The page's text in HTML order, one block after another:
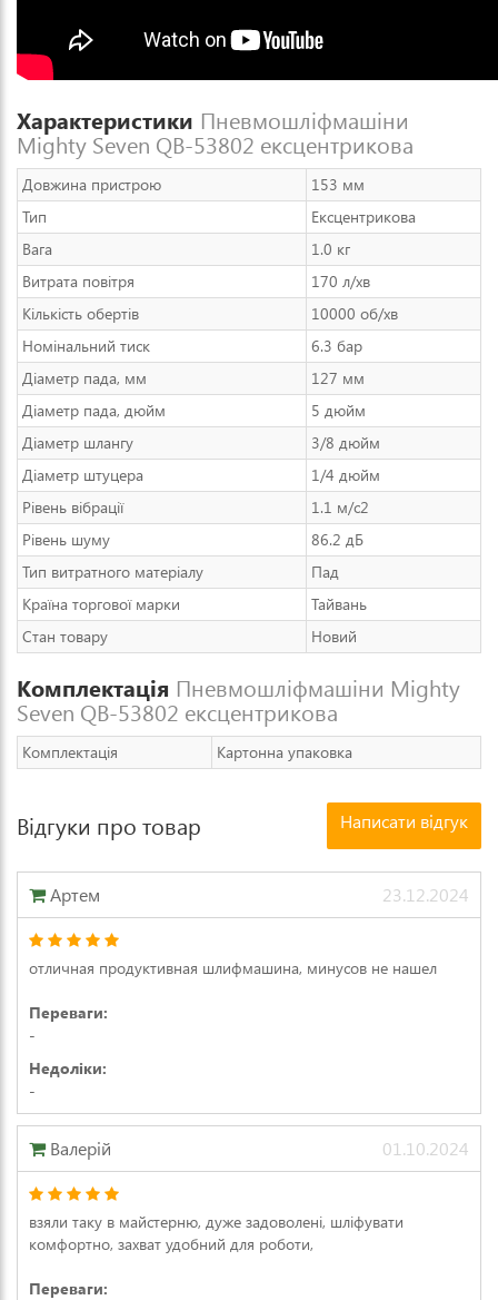
Характеристики Пневмошліфмашіни
Mighty Seven QB-53802 ексцентрикова
Довжина пристрою
153 мм
Тип
Ексцентрикова
Вага
1.0 кг
Витрата повітря
170 л/хв
Кількість обертів
10000 об/хв
Номінальний тиск
6.3 бар
Діаметр пада, мм
127 мм
Діаметр пада, дюйм
5 дюйм
Діаметр шлангу
3/8 дюйм
Діаметр штуцера
1/4 дюйм
Рівень вібрації
1.1 м/с2
Рівень шуму
86.2 дБ
Тип витратного матеріалу
Пад
Країна торгової марки
Тайвань
Стан товару
Новий
Комплектація Пневмошліфмашіни Mighty
Seven QB-53802 ексцентрикова
Комплектація Картонна упаковка
Відгуки про товар Написати відгук
Артем 23.12.2024
отличная продуктивная шлифмашина, минусов не нашел
Переваги:
-
Недоліки:
-
Валерій 01.10.2024
взяли таку в майстерню, дуже задоволені, шліфувати
комфортно, захват удобний для роботи,
Переваги: